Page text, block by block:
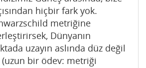
hiçbir fark yok.
metriğine
Dünyanın
uzayın aslında düz değil
bir ödev: metriği